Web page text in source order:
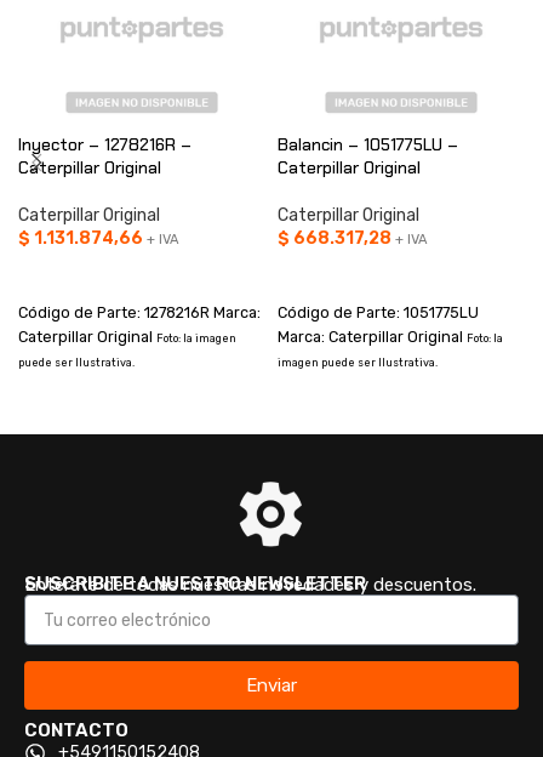
Inyector – 1278216R –
Caterpillar Original
Caterpillar Original
$ 1.131.874,66 + IVA
Código de Parte: 1278216R Marca:
Caterpillar Original Foto: la imagen
puede ser Ilustrativa.
Balancin – 1051775LU –
Caterpillar Original
Caterpillar Original
$ 668.317,28 + IVA
Código de Parte: 1051775LU
Marca: Caterpillar Original Foto: la
imagen puede ser Ilustrativa.
SUSCRIBITE A NUESTRO NEWSLETTER
Enterate de todas nuestras novedades y descuentos.
Enviar
CONTACTO